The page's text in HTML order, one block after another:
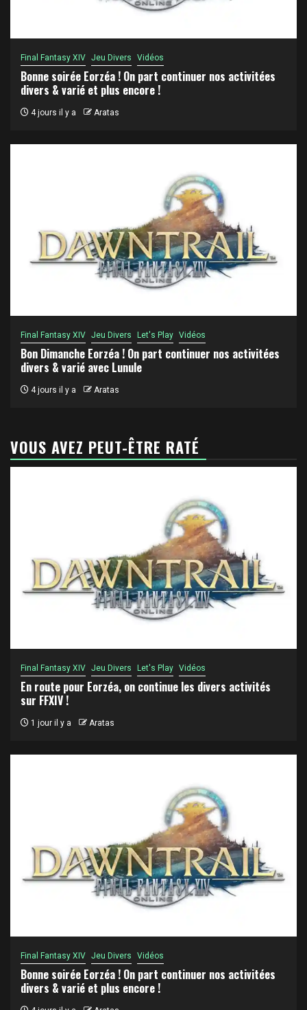
Final Fantasy XIV Jeu Divers Vidéos
Bonne soirée Eorzéa ! On part continuer nos activitées
divers & varié et plus encore !
4 jours il y a Aratas
Final Fantasy XIV Jeu Divers Let's Play Vidéos
Bon Dimanche Eorzéa ! On part continuer nos activitées
divers & varié avec Lunule
4 jours il y a Aratas
VOUS AVEZ PEUT-ÊTRE RATÉ
Final Fantasy XIV Jeu Divers Let's Play Vidéos
En route pour Eorzéa, on continue les divers activités
sur FFXIV !
1 jour il y a Aratas
Final Fantasy XIV Jeu Divers Vidéos
Bonne soirée Eorzéa ! On part continuer nos activitées
divers & varié et plus encore !